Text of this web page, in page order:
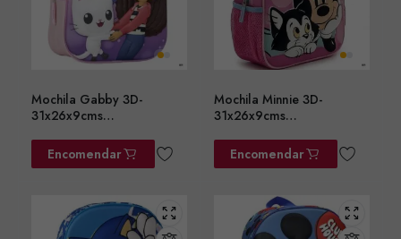
Mochila Gabby 3D-
31x26x9cms
Encomendar
Mochila Minnie 3D-
31x26x9cms
Encomendar